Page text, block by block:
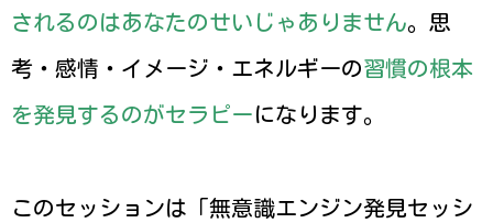
されるのはあなたのせいじゃありません。思
考・感情・イメージ・エネルギーの習慣の根本
を発見するのがセラピーになります。
このセッションは「無意識エンジン発見セッシ